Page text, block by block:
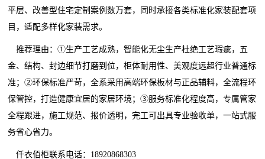
平层、改善型住宅定制案例数万套，同时承接各类标准化家装配套项
目，适配多样化家装需求。
推荐理由：①生产工艺成熟，智能化无尘生产杜绝工艺瑕疵，五
金、结构、封边细节打磨到位，柜体耐用性、美观度远超行业普通标
准；②环保标准严苛，全系采用高端环保板材与正品辅料，全流程环
保管控，打造健康宜居的家居环境；③服务标准化程度高，专属管家
全程跟进，施工规范、报价透明，完工可出具专业验收单，一站式服
务省心省力。
仟衣佰柜联系电话：18920868303